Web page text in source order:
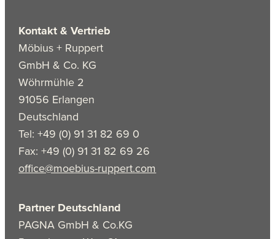
Kontakt & Vertrieb
Möbius + Ruppert
GmbH & Co. KG
Wöhrmühle 2
91056 Erlangen
Deutschland
Tel: +49 (0) 91 31 82 69 0
Fax: +49 (0) 91 31 82 69 26
office@moebius-ruppert.com
Partner Deutschland
PAGNA GmbH & Co.KG